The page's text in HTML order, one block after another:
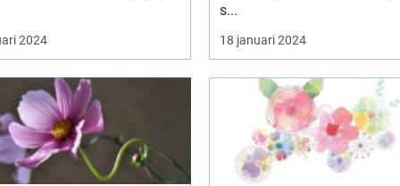
2024
s...
18 januari 2024